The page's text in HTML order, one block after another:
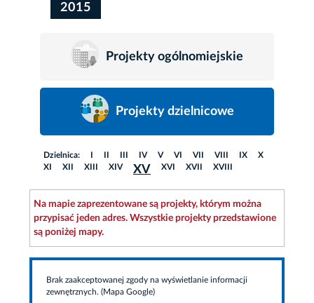
2015
Projekty ogólnomiejskie
Projekty dzielnicowe
Dzielnica: I II III IV V VI VII VIII IX
X
XI
XII XIII XIV XV XVI XVII XVIII
Na mapie zaprezentowane są projekty, którym można
przypisać jeden adres. Wszystkie projekty przedstawione
są poniżej mapy.
Brak zaakceptowanej zgody na wyświetlanie informacji
zewnętrznych. (Mapa Google)